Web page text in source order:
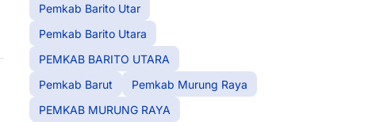
Pemkab Barito Utar
Pemkab Barito Utara
PEMKAB BARITO UTARA
Pemkab Barut
Pemkab Murung Raya
PEMKAB MURUNG RAYA